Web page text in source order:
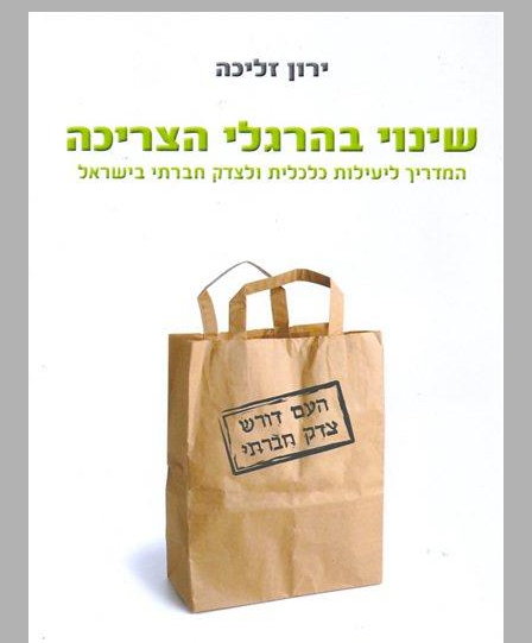
שינוי בהרגלי הצריכה המדריך ליעילות כלכלית ולצדק חברתי בישראל ... 0